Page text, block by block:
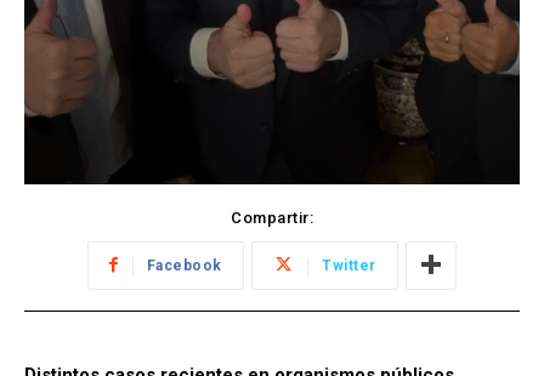
Compartir:
Facebook Twitter